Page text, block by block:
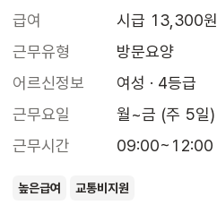
급여
시급 13,300원
근무유형
방문요양
어르신정보
여성 · 4등급
근무요일
월~금 (주 5일)
근무시간
09:00~12:00
높은급여 교통비지원